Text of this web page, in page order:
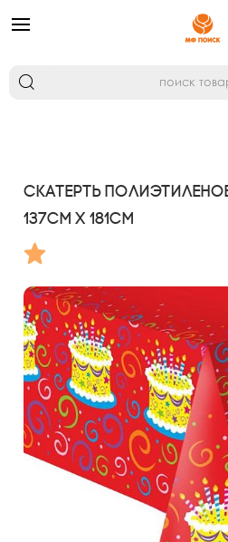
Скатерть
137см х 181см